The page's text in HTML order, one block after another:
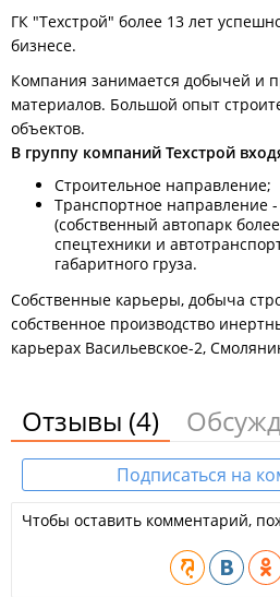
ГК "Техстрой" более 13 лет
бизнесе.
Компания занимается добычей и
материалов. Большой опыт
объектов.
В группу компаний Техстрой
Строительное направление;
Транспортное направление
(собственный автопарк
спецтехники и
габаритного груза.
Собственные карьеры, добыча
собственное производство
карьерах Васильевское-2,
Отзывы (4)
Подписаться на
Чтобы оставить комментарий,